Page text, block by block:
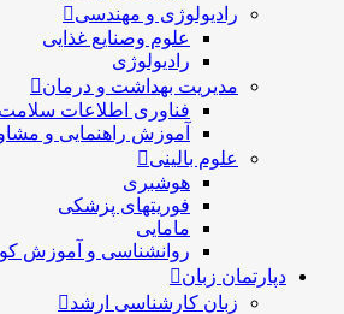
رادیولوژی و مهندسی
علوم وصنایع غذایی
رادیولوژی
مدیریت بهداشت و درمان
فناوری اطلاعات سلامت
آموزش راهنمایی و
علوم بالینی
هوشبری
فوریتهای پزشکی
مامایی
روانشناسی و آموزش
دپارتمان زبان
زبان کارشناسی ارشد